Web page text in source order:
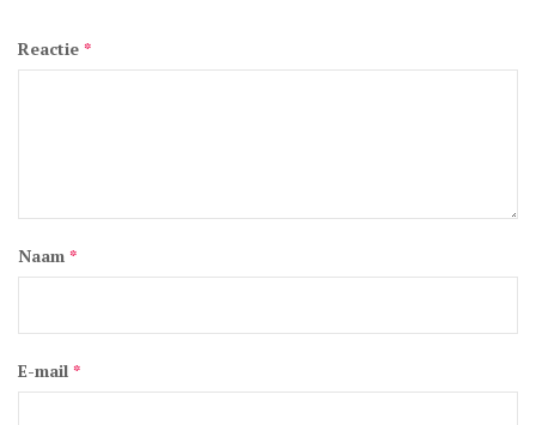
Reactie *
Naam *
E-mail *